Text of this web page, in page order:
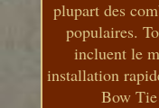
plupart des
populaires.
incluent le
installation
Bow Tie